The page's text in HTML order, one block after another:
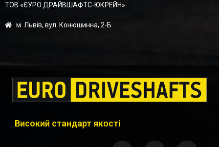
ТОВ «ЄУРО ДРАЙВШАФТC-ЮКРЕЙН»
м. Львів, вул. Конюшинна, 2-Б
Високий стандарт якості